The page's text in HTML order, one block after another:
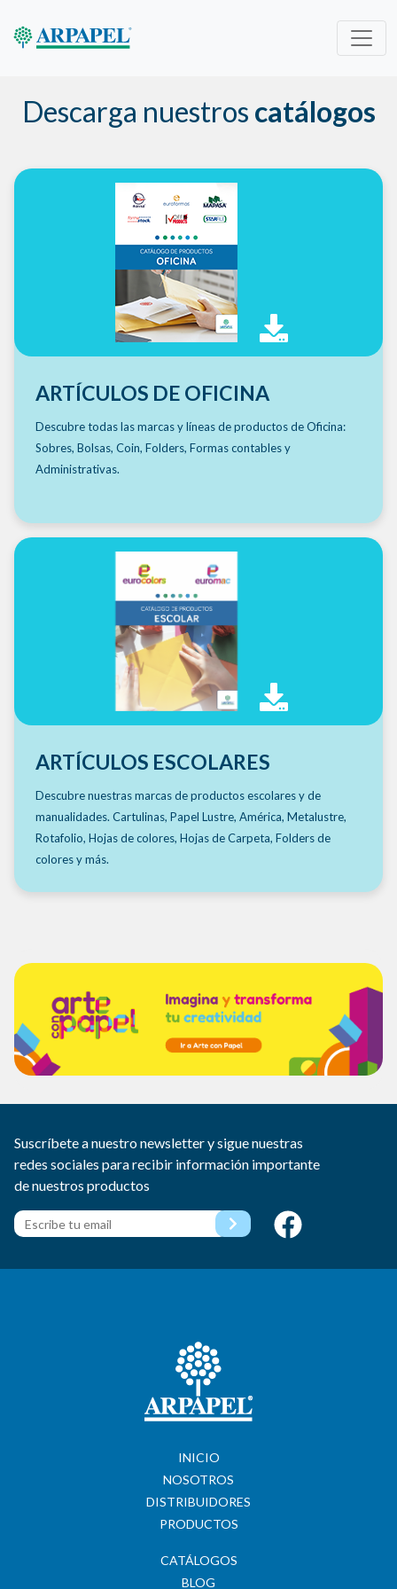
Descarga nuestros catálogos
ARTÍCULOS DE OFICINA
Descubre todas las marcas y líneas de productos de Oficina:
Sobres, Bolsas, Coin, Folders, Formas contables y
Administrativas.
ARTÍCULOS ESCOLARES
Descubre nuestras marcas de productos escolares y de
manualidades. Cartulinas, Papel Lustre, América, Metalustre,
Rotafolio, Hojas de colores, Hojas de Carpeta, Folders de
colores y más.
Suscríbete a nuestro newsletter y sigue nuestras
redes sociales para recibir información importante
de nuestros productos
INICIO
NOSOTROS
DISTRIBUIDORES
PRODUCTOS
CATÁLOGOS
BLOG